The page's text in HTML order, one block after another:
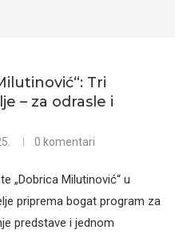
Tri
– za odrasle i
0 komentari
„Dobrica Milutinović“ u
priprema bogat program za
predstave i jednom